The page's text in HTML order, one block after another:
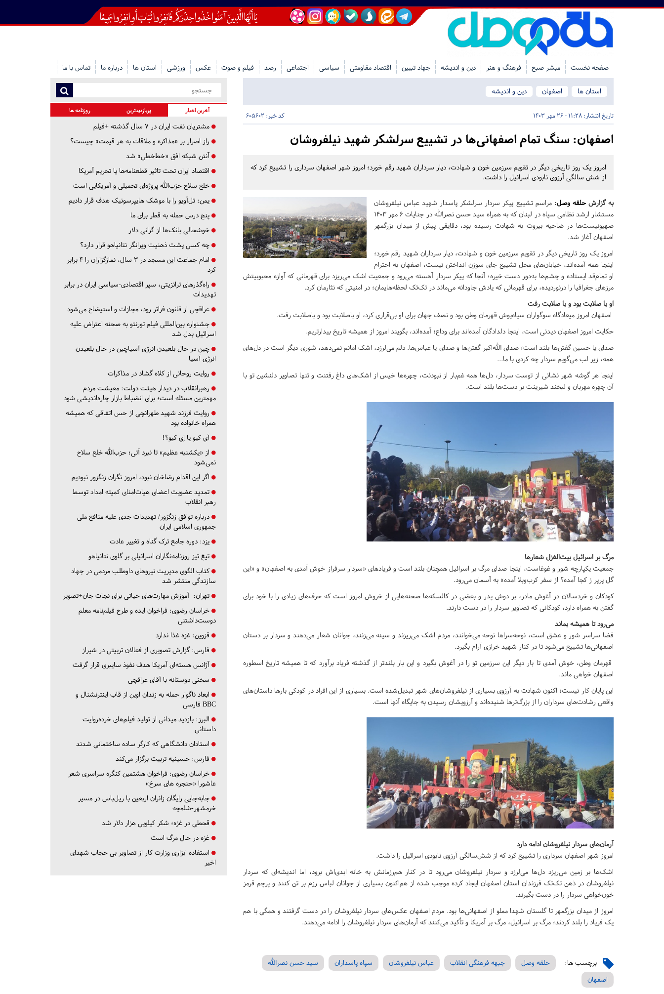
صفحه نخست مبشر صبح فرهنگ و هنر دین و اندیشه جهاد تبیین اقتصاد مقاومتی سیاسی اجتماعی رصد فیلم و صوت عکس ورزشی استان ها درباره ما تماس با ما
استان ها اصفهان دین و اندیشه
تاریخ انتشار: 11:28 - 26 مهر 1403 کد خبر: 605602
اصفهان: سنگ تمام اصفهانی‌ها در تشییع سرلشکر شهید نیلفروشان
امروز یک روز تاریخی دیگر در تقویم سرزمین خون و شهادت، دیار سرداران شهید رقم خورد؛ امروز شهر اصفهان سرداری را تشییع کرد که
از شش سالگی آرزوی نابودی اسرائیل را داشت.
به گزارشحلقه وصل: مراسم تشییع پیکر سردار سرلشکر پاسدار شهید عباس نیلفروشان
مستشار ارشد نظامی سپاه در لبنان که به همراه سید حسن نصرالله در جنایات 6 مهر 1403
صهیونیست‌ها در ضاحیه بیروت به شهادت رسیده بود، دقایقی پیش از میدان بزرگمهر
اصفهان آغاز شد.
امروز یک روز تاریخی دیگر در تقویم سرزمین خون و شهادت، دیار سرداران شهید رقم خورد؛
اینجا همه آمده‌اند، خیابان‌های محل تشییع جای سوزن انداختن نیست، اصفهان به احترام
او تمام‌قد ایستاده و چشم‌ها به‌دور دست خیره؛ آنجا که پیکر سردار آهسته می‌رود و جمعیت اشک می‌ریزد برای قهرمانی که آوازه محبوبیتش
مرزهای جغرافیا را درنوردیده، برای قهرمانی که یادش جاودانه می‌ماند در تک‌تک لحظه‌هایمان؛ در امنیتی که نثارمان کرد.
او با صلابت بود و با صلابت رفت
اصفهان امروز میعادگاه سوگواران سیاه‌پوش قهرمان وطن بود و نصف جهان برای او بی‌قراری کرد، او باصلابت بود و باصلابت رفت.
حکایت امروز اصفهان دیدنی است، اینجا دلدادگان آمده‌اند برای وداع؛ آمده‌اند، بگویند امروز از همیشه تاریخ بیدارتریم.
صدای یا حسین گفتن‌ها بلند است؛ صدای الله‌اکبر گفتن‌ها و صدای یا عباس‌ها. دلم می‌لرزد، اشک امانم نمی‌دهد، شوری دیگر است در دل‌های
همه، زیر لب می‌گویم سردار چه کردی با ما...
اینجا هر گوشه شهر نشانی از توست سردار، دل‌ها همه غم‌بار از نبودنت، چهره‌ها خیس از اشک‌های داغ رفتنت و تنها تصاویر دلنشین تو با
آن چهره مهربان و لبخند شیرینت بر دست‌ها بلند است.
مرگ بر اسرائیل بیت‌الغزل شعارها
جمعیت یکپارچه شور و غوغاست، اینجا صدای مرگ بر اسرائیل همچنان بلند است و فریادهای «سردار سرفراز خوش آمدی به اصفهان» و «این
گل پرپر ز کجا آمده؟ از سفر کرب‌وبلا آمده» به آسمان می‌رود.
کودکان و خردسالان در آغوش مادر، بر دوش پدر و بعضی در کالسکه‌ها صحنه‌هایی از خروش امروز است که حرف‌های زیادی را با خود برای
گفتن به همراه دارد، کودکانی که تصاویر سردار را در دست دارند.
می‌رود تا همیشه بماند
فضا سراسر شور و عشق است، نوحه‌سراها نوحه می‌خوانند، مردم اشک می‌ریزند و سینه می‌زنند، جوانان شعار می‌دهند و سردار بر دستان
اصفهانی‌ها تشییع می‌شود تا در کنار شهید خرازی آرام بگیرد.
قهرمان وطن، خوش آمدی تا بار دیگر این سرزمین تو را در آغوش بگیرد و این بار بلندتر از گذشته فریاد برآورد که تا همیشه تاریخ اسطوره
اصفهان خواهی ماند.
این پایان کار نیست؛ اکنون شهادت به آرزوی بسیاری از نیلفروشان‌های شهر تبدیل‌شده است. بسیاری از این افراد در کودکی بار‌ها داستان‌های
واقعی رشادت‌های سرداران را از بزرگ‌تر‌ها شنیده‌اند و آرزویشان رسیدن به جایگاه آنها است.
آرمان‌های سردار نیلفروشان ادامه دارد
امروز شهر اصفهان سرداری را تشییع کرد که از شش‌سالگی آرزوی نابودی اسرائیل را داشت.
اشک‌ها بر زمین می‌ریزد دل‌ها می‌لرزد و سردار نیلفروشان می‌رود تا در کنار هم‌رزمانش به خانه ابدی‌اش برود، اما اندیشه‌ای که سردار
نیلفروشان در ذهن تک‌تک فرزندان استان اصفهان ایجاد کرده موجب شده از هم‌اکنون بسیاری از جوانان لباس رزم بر تن کنند و پرچم قرمز
خون‌خواهی سردار را در دست بگیرند.
امروز از میدان بزرگمهر تا گلستان شهدا مملو از اصفهانی‌ها بود. مردم اصفهان عکس‌های سردار نیلفروشان را در دست گرفتند و همگی با هم
یک فریاد را بلند کردند؛ مرگ بر اسرائیل، مرگ بر آمریکا و تأکید می‌کنند که آرمان‌های سردار نیلفروشان را ادامه می‌دهند.
برچسب ها: حلقه وصل جبهه فرهنگی انقلاب عباس نیلفروشان سپاه پاسداران
سید حسن نصرالله
اصفهان
آخرین اخبار پربازدیدترین روزنامه ها
مشتریان نفت ایران در ۷ سال گذشته +فیلم
راز اصرار بر «مذاکره و ملاقات به هر قیمت» چیست؟
آنتن شبکه افق «خط‌خطی» شد
اقتصاد ایران تحت تاثیر قطعنامه‌ها یا تحریم‌ آمریکا
خلع سلاح حزب‌الله پروژه‌ای تحمیلی و آمریکایی است
یمن: تل‌آویو را با موشک هایپرسونیک هدف قرار دادیم
پنج درس‌ حمله به قطر برای ما
خوشحالی بانک‌ها از گرانی دلار
چه کسی پشت ذهنیت ویرانگر نتانیاهو قرار دارد؟
امام جماعت این مسجد در ۳ سال، نمازگزاران را ۴ برابر
کرد
راه‌گذرهای ترانزیتی، سپر اقتصادی-سیاسی ایران در برابر
تهدیدات
عراقچی از قانون فراتر رود، مجازات و استیضاح می‌شود
جشنواره بین‌المللی فیلم تورنتو به صحنه اعتراض علیه
اسرائیل بدل شد
چین در حال بلعیدن انرژی آسیاچین در حال بلعیدن
انرژی آسیا
روایت روحانی از کلاه گشاد در مذاکرات
رهبرانقلاب در دیدار هیئت دولت: معیشت مردم
مهمترین مسئله است؛ برای انضباط بازار چاره‌اندیشی شود
روایت فرزند شهید طهرانچی از حس اتفاقی که همیشه
همراه خانواده بود
آي كيو يا اِي كيو؟!
از «یکشنبه عظیم» تا نبرد آتی؛ حزب‌الله خلع سلاح
نمی‌شود
اگر این اقدام رضاخان نبود، امروز نگران زنگزور نبودیم
تمدید عضویت اعضای هیات‌امنای کمیته امداد توسط
رهبر انقلاب
درباره توافق زنگزور/ تهدیدات جدی علیه منافع ملی
جمهوری اسلامی ایران
یزد: دوره جامع ترک گناه و تغییر عادت
تیغ تیز روزنامه‌نگاران اسرائیلی بر گلوی نتانیاهو
کتاب الگوی مدیریت نیروهای داوطلب مردمی در جهاد
سازندگی منتشر شد
تهران: آموزش مهارت‌های حیاتی برای نجات جان+تصویر
خراسان رضوی: فراخوان ایده و طرح فیلم‌نامه معلم
دوست‌داشتنی
قزوین: غزه غذا ندارد
فارس: گزارش تصویری از فعالان تربیتی در شیراز
آژانس هسته‌ای آمریکا هدف نفوذ سایبری قرار گرفت
سخنی دوستانه با آقای عراقچی
ابعاد ناگوار حمله به زندان اوین از قاب اینترنشنال و
BBC فارسی
البرز: بازدید میدانی از تولید فیلم‌های خرده‌روایت
داستانی
استادان دانشگاهی که کارگر ساده ساختمانی شدند
فارس: حسینیه تربیت برگزار می‌کند
خراسان رضوی: فراخوان هشتمین کنگره سراسری شعر
عاشورا «حنجره های سرخ»
جابه‌جایی رایگان زائران اربعین با ریل‌باس در مسیر
خرمشهر-شلمچه
قحطی در غزه؛ شکر کیلویی هزار دلار شد
غزه در حال مرگ است
استفاده ابزاری وزارت کار از تصاویر بی حجاب شهدای
اخیر